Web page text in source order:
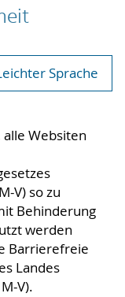
Sprache
Websiten
V) so zu
Behinderung
werden
Barrierefreie
Landes
V).